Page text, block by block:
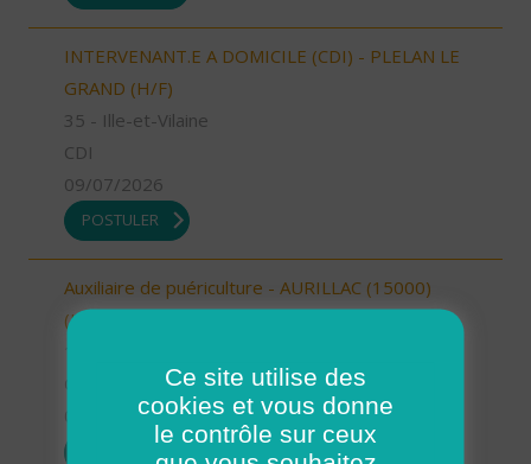
INTERVENANT.E A DOMICILE (CDI) - PLELAN LE
GRAND (H/F)
35 - Ille-et-Vilaine
CDI
09/07/2026
POSTULER
Auxiliaire de puériculture - AURILLAC (15000)
(H/F)
09/07/2026
Ce site utilise des
cookies et vous donne
le contrôle sur ceux